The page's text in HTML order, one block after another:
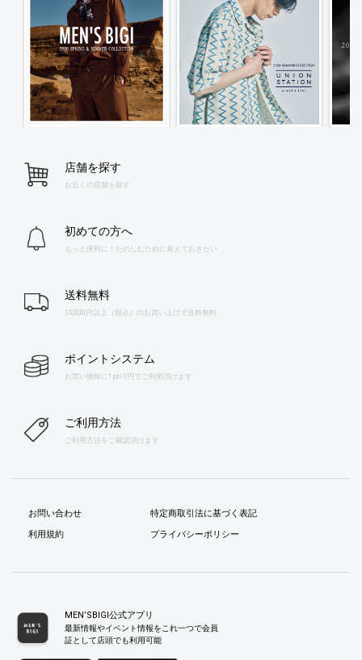
店舗を探す
お近くの店舗を探す
初めての方へ
もっと便利に！たのしむために覚えておきたい
送料無料
10,000円以上（税込）のお買い上げで送料無料
ポイントシステム
お買い物毎に1pt=1円でご利用頂けます
ご利用方法
ご利用方法をご確認頂けます
お問い合わせ
利用規約
特定商取引法に基づく表記
プライバシーポリシー
MEN’SBIGI公式アプリ
最新情報やイベント情報をこれ一つで会員
証として店頭でも利用可能